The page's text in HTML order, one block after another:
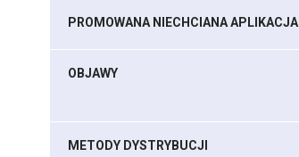
PROMOWANA NIECHCIANA APLIKACJA
OBJAWY
METODY DYSTRYBUCJI